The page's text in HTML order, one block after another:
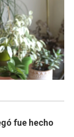
fue hecho